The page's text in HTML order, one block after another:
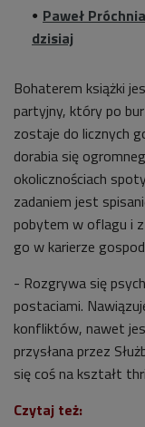
Paweł
dzisiaj
Bohaterem książki
partyjny, który po
zostaje do licznych
dorabia się
okolicznościach
zadaniem jest
pobytem w oflagu i
go w karierze
- Rozgrywa się
postaciami.
konfliktów, nawet
przysłana przez
się coś na kształt
Czytaj też: